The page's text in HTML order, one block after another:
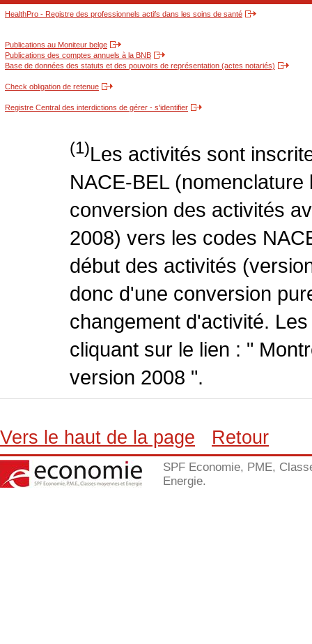
HealthPro - Registre des professionnels actifs dans les soins de santé
Publications au Moniteur belge
Publications des comptes annuels à la BNB
Base de données des statuts et des pouvoirs de représentation (actes notariés)
Check obligation de retenue
Registre Central des interdictions de gérer - s'identifier
(1)Les activités sont
NACE-BEL
conversion des activités
2008) vers les codes
début des activités
donc d'une conversion
changement d'activité.
cliquant sur le lien : "
version 2008 ".
Vers le haut de la page Retour
SPF Economie, PME,
Energie.